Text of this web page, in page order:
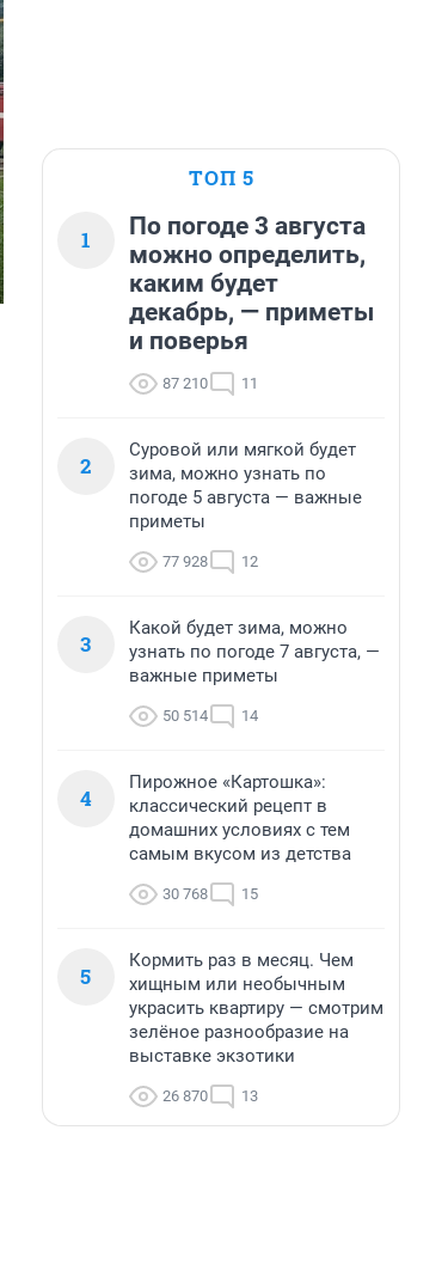
ТОП 5
1
По погоде 3 августа
можно определить,
каким будет
декабрь, — приметы
и поверья
87 210 11
2
Суровой или мягкой будет
зима, можно узнать по
погоде 5 августа — важные
приметы
77 928 12
3
Какой будет зима, можно
узнать по погоде 7 августа, —
важные приметы
50 514 14
4
Пирожное «Картошка»:
классический рецепт в
домашних условиях с тем
самым вкусом из детства
30 768 15
5
Кормить раз в месяц. Чем
хищным или необычным
украсить квартиру — смотрим
зелёное разнообразие на
выставке экзотики
26 870 13